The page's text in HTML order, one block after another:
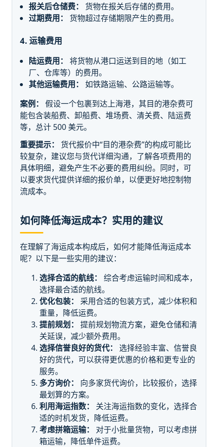
报关后仓储费：
货物在报关后存储的费用。
过期费用：
货物超过存储期限产生的费用。
4. 运输费用
陆运费用：
将货物从港口运送到目的地（如工
厂、仓库等）的费用。
其他运输费用：
如铁路运输、公路运输等。
案例：
假设一个包裹到达上海港，其目的港杂费可
能包含装船费、卸船费、堆场费、清关费、陆运费
等，总计 500 美元。
重要提示：
货代报价中“目的港杂费”的构成可能比
较复杂，建议您与货代详细沟通，了解各项费用的
具体明细，避免产生不必要的费用纠纷。同时，可
以要求货代提供详细的报价单，以便更好地控制物
流成本。
如何降低海运成本？实用的建议
在理解了海运成本构成后，如何才能降低海运成本
呢？以下是一些实用的建议：
选择合适的航线：
综合考虑运输时间和成本，
选择最合适的航线。
优化包装：
采用合适的包装方式，减少体积和
重量，降低运费。
提前规划：
提前规划物流方案，避免仓储和清
关延误，减少额外费用。
选择信誉良好的货代：
选择经验丰富、信誉良
好的货代，可以获得更优惠的价格和更专业的
服务。
多方询价：
向多家货代询价，比较报价，选择
最划算的方案。
利用海运指数：
关注海运指数的变化，选择合
适的时机发货，降低运费。
考虑拼箱运输：
对于小批量货物，可以考虑拼
箱运输，降低单件运费。